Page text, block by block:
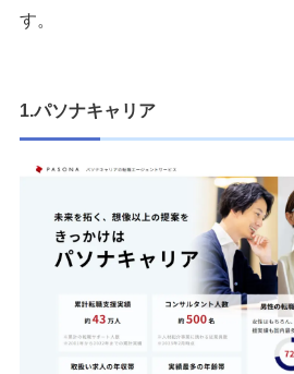
す。
1.パソナキャリア